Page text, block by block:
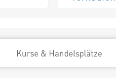
Kurse & Handelsplätze